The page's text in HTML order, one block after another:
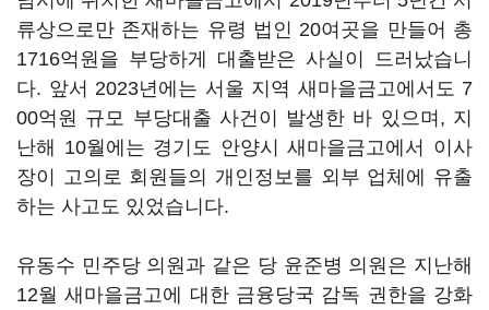
류상으로만 존재하는 유령 법인 20여곳을 만들어 총
1716억원을 부당하게 대출받은 사실이 드러났습니
다. 앞서 2023년에는 서울 지역 새마을금고에서도 7
00억원 규모 부당대출 사건이 발생한 바 있으며, 지
난해 10월에는 경기도 안양시 새마을금고에서 이사
장이 고의로 회원들의 개인정보를 외부 업체에 유출
하는 사고도 있었습니다.
유동수 민주당 의원과 같은 당 윤준병 의원은 지난해
12월 새마을금고에 대한 금융당국 감독 권한을 강화